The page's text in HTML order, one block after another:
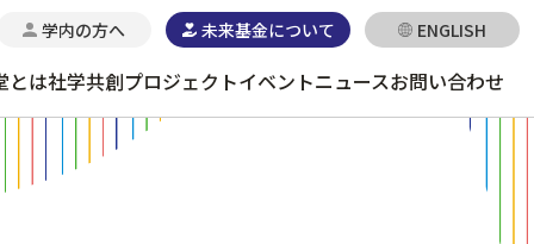
学内の方へ 未来基金について ENGLISH
とは社学共創プロジェクトイベントニュースお問い合わせ